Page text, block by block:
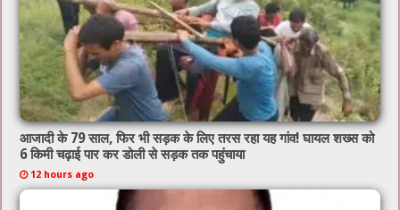
आजादी के 79 साल, फिर भी सड़क के लिए तरस रहा यह गांव! घायल शख्स को
6 किमी चढ़ाई पार कर डोली से सड़क तक पहुंचाया
12 hours ago